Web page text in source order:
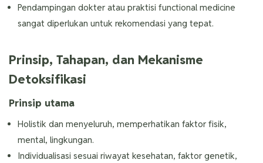
Pendampingan dokter atau praktisi functional medicine
sangat diperlukan untuk rekomendasi yang tepat.
Prinsip, Tahapan, dan Mekanisme
Detoksifikasi
Prinsip utama
Holistik dan menyeluruh, memperhatikan faktor fisik,
mental, lingkungan.
Individualisasi sesuai riwayat kesehatan, faktor genetik,